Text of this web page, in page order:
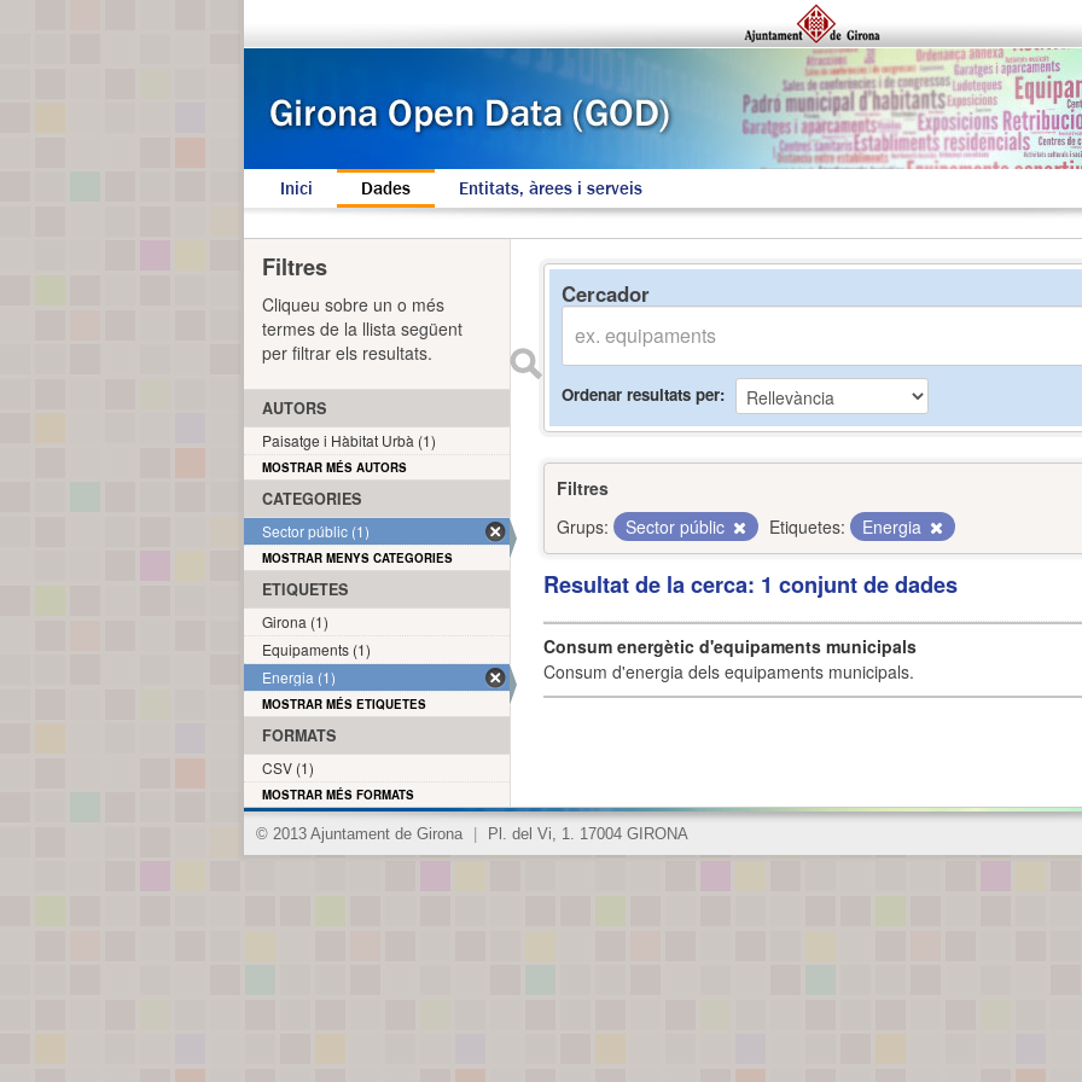
Inici Dades Entitats, àrees i serveis
Cercador
Ordenar resultats per
Filtres
Grups:
Sector públic Etiquetes: Energia
Resultat de la cerca: 1 conjunt de dades
Consum energètic d'equipaments municipals
Consum d'energia dels equipaments municipals.
Filtres
Cliqueu sobre un o més
termes de la llista següent
per filtrar els resultats.
AUTORS
Paisatge i Hàbitat Urbà (1)
MOSTRAR MÉS AUTORS
CATEGORIES
Sector públic (1)
MOSTRAR MENYS CATEGORIES
ETIQUETES
Girona (1)
Equipaments (1)
Energia (1)
MOSTRAR MÉS ETIQUETES
FORMATS
CSV (1)
MOSTRAR MÉS FORMATS
© 2013 Ajuntament de Girona Pl. del Vi, 1. 17004 GIRONA